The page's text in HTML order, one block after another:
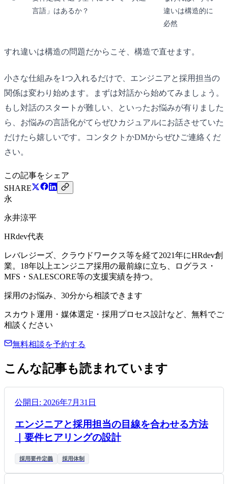
言語」はあるか？
違いは構造的に
必然
すれ違いは構造の問題だからこそ、構造で直せます。
小さな仕組みを1つ入れるだけで、エンジニアと採用担当の
関係は変わり始めます。まずは対話から始めてみましょう。
もし対話のスタートが難しい、といったお悩みが有りました
ら、お悩みの言語化がてらぜひカジュアルにお話させていた
だけたら嬉しいです。コンタクトかDMからぜひご連絡くだ
さい。
この記事をシェア
SHARE
永
永井涼平
HRdev代表
レバレジーズ、クラウドワークス等を経て2021年にHRdev創
業。18年以上エンジニア採用の最前線に立ち、ログラス・
MFS・SALESCORE等の支援実績を持つ。
採用のお悩み、30分から相談できます
スカウト運用・媒体選定・採用プロセス設計など、無料でご
相談ください
無料相談を予約する
こんな記事も読まれています
公開日: 2026年7月31日
エンジニアと採用担当の目線を合わせる方法
｜要件ヒアリングの設計
採用要件定義 採用体制